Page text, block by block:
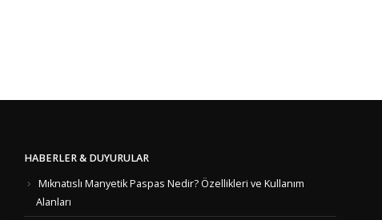
HABERLER & DUYURULAR
Mıknatıslı Manyetik Paspas Nedir? Özellikleri ve Kullanım
Alanları